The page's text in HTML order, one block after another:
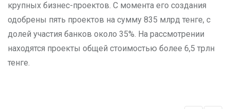
крупных бизнес-проектов. С момента его создания
одобрены пять проектов на сумму 835 млрд тенге, с
долей участия банков около 35%. На рассмотрении
находятся проекты общей стоимостью более 6,5 трлн
тенге.